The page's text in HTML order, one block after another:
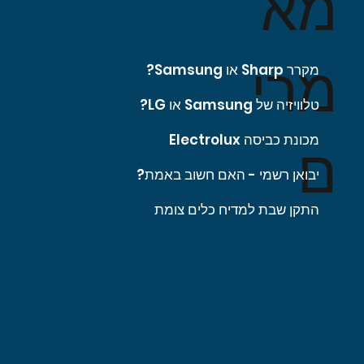
מרי
ם
מקרר Sharp או Samsung?
טלוויזיה של Samsung או LG?
מכונת כביסה Electrolux
יבואן רשמי - האם חשוב באמת?
התקן שבת למדיח כלים צומת